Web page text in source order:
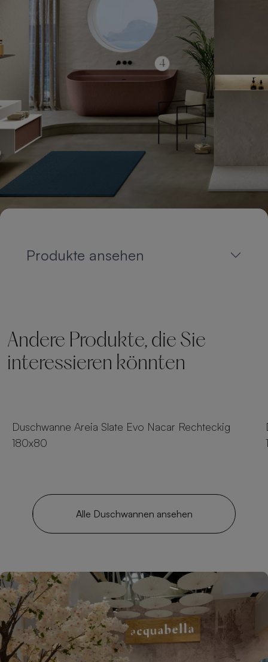
Produkte ansehen
Andere Produkte, die Sie
interessieren könnten
Duschwanne Areia Slate Evo Nacar Rechteckig
180x80
Alle Duschwannen ansehen